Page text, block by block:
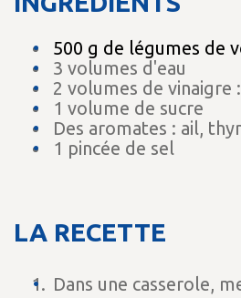
500 g de légumes de
3 volumes d'eau
2 volumes de vinaigre
1 volume de sucre
Des aromates : ail,
1 pincée de sel
LA RECETTE
Dans une casserole,